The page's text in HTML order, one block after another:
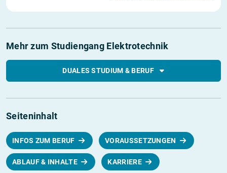
Mehr zum Studiengang Elektrotechnik
DUALES STUDIUM & BERUF
Seiteninhalt
INFOS ZUM BERUF VORAUSSETZUNGEN
ABLAUF & INHALTE KARRIERE